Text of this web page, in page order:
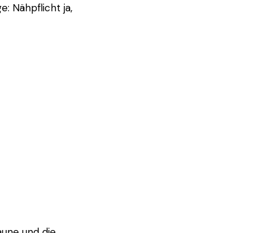
Nähpflicht ja,